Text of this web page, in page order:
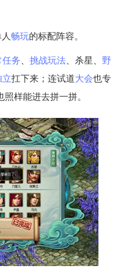
畅玩的标配阵容。
任务 挑战玩法 、杀星、 野
立扛下来；连试道大会也专
照样能进去拼一拼。